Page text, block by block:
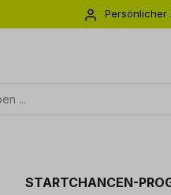
STARTCHANCEN-